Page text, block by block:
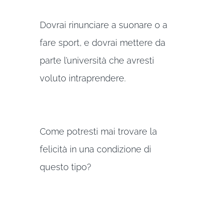
Dovrai rinunciare a suonare o a
fare sport, e dovrai mettere da
parte l’università che avresti
voluto intraprendere.
Come potresti mai trovare la
felicità in una condizione di
questo tipo?